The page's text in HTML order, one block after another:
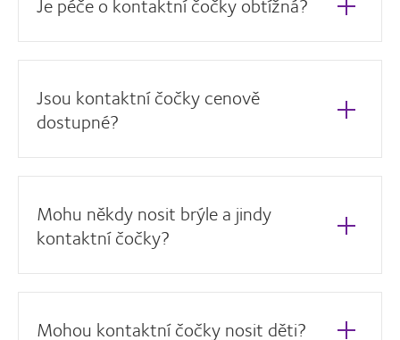
Jsou kontaktní čočky cenově
dostupné?
Mohu někdy nosit brýle a jindy
kontaktní čočky?
Mohou kontaktní čočky nosit děti?